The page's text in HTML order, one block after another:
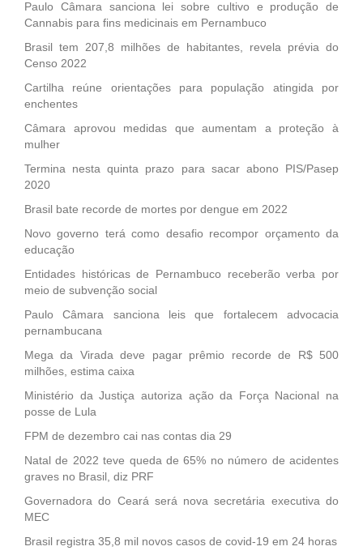
Paulo Câmara sanciona lei sobre cultivo e produção de
Cannabis para fins medicinais em Pernambuco
Brasil tem 207,8 milhões de habitantes, revela prévia do
Censo 2022
Cartilha reúne orientações para população atingida por
enchentes
Câmara aprovou medidas que aumentam a proteção à
mulher
Termina nesta quinta prazo para sacar abono PIS/Pasep
2020
Brasil bate recorde de mortes por dengue em 2022
Novo governo terá como desafio recompor orçamento da
educação
Entidades históricas de Pernambuco receberão verba por
meio de subvenção social
Paulo Câmara sanciona leis que fortalecem advocacia
pernambucana
Mega da Virada deve pagar prêmio recorde de R$ 500
milhões, estima caixa
Ministério da Justiça autoriza ação da Força Nacional na
posse de Lula
FPM de dezembro cai nas contas dia 29
Natal de 2022 teve queda de 65% no número de acidentes
graves no Brasil, diz PRF
Governadora do Ceará será nova secretária executiva do
MEC
Brasil registra 35,8 mil novos casos de covid-19 em 24 horas